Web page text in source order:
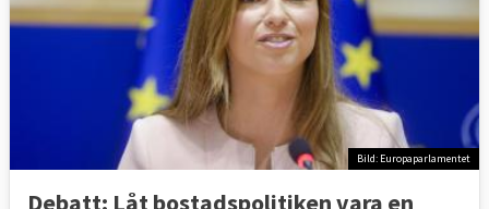
Bild: Europaparlamentet
Debatt: Låt bostadspolitiken vara en